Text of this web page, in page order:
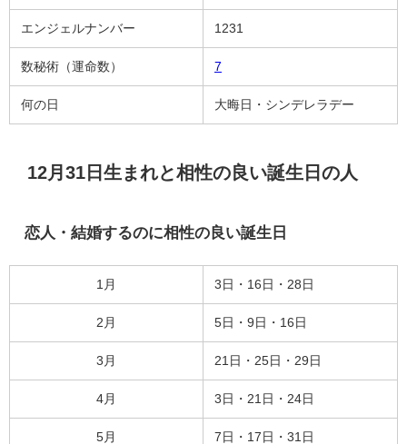
エンジェルナンバー 1231
数秘術（運命数） 7
何の日 大晦日・シンデレラデー
12月31日生まれと相性の良い誕生日の人
恋人・結婚するのに相性の良い誕生日
1月 3日・16日・28日
2月 5日・9日・16日
3月 21日・25日・29日
4月 3日・21日・24日
5月 7日・17日・31日